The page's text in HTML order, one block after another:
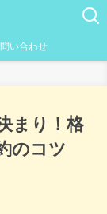
い合わせ
まり！格
のコツ